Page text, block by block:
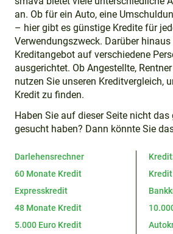
an. Ob für ein Auto, eine
– hier gibt es günstige Kredite für
Verwendungszweck. Darüber
Kreditangebot auf verschiedene
ausgerichtet. Ob Angestellte,
nutzen Sie unseren Kreditvergleich,
Kredit zu finden.
Haben Sie auf dieser Seite nicht
gesucht haben? Dann könnte Sie
Darlehensrechner
60 Monate Kredit
Expresskredit
48 Monate Kredit
5.000 Euro Kredit